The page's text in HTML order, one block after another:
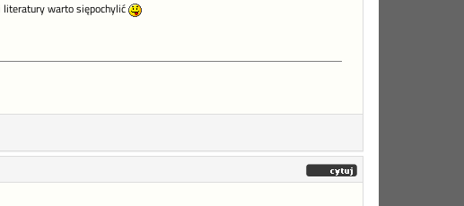
literatury warto siępochylić